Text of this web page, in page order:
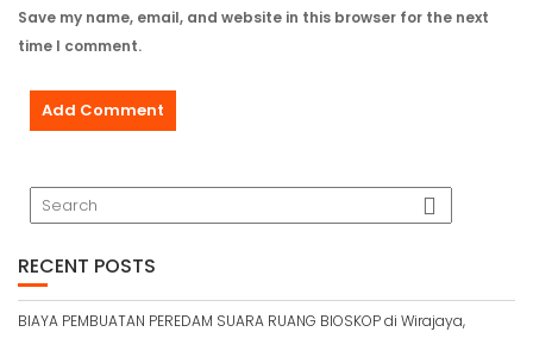
Save my name, email, and website in this browser for the next
time I comment.
RECENT POSTS
BIAYA PEMBUATAN PEREDAM SUARA RUANG BIOSKOP di Wirajaya,